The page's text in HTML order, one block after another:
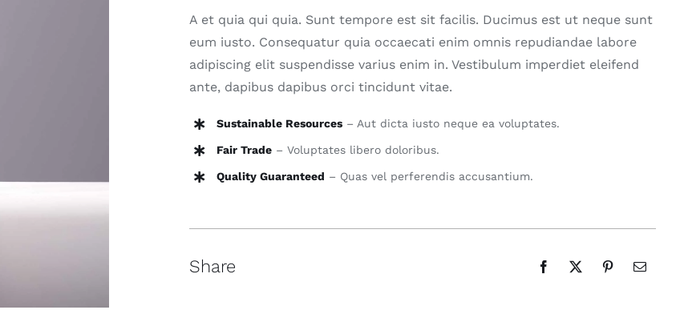
A et quia qui quia. Sunt tempore est sit facilis. Ducimus est ut neque sunt
eum iusto. Consequatur quia occaecati enim omnis repudiandae labore
adipiscing elit suspendisse varius enim in. Vestibulum imperdiet eleifend
ante, dapibus dapibus orci tincidunt vitae.
Sustainable Resources – Aut dicta iusto neque ea voluptates.
Fair Trade – Voluptates libero doloribus.
Quality Guaranteed – Quas vel perferendis accusantium.
Share